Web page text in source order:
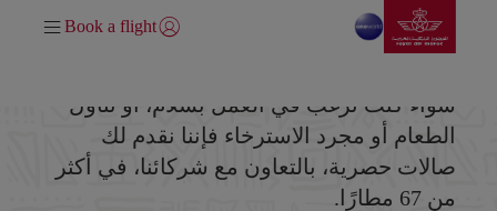
تخطي إلى المحتوى الرئيسي
انتقل إلى الصفحةتسجيل الدخول | انضم)
Book a flight
سواء كنت ترغب في العمل بسلام، أو تناول
الطعام أو مجرد الاسترخاء فإننا نقدم لك
صالات حصرية، بالتعاون مع شركائنا، في أكثر
من 67 مطارًا.